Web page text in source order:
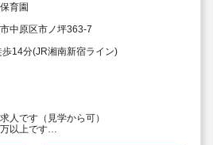
育園
中原区市ノ坪363-7
14分(JR湘南新宿ライン)
人です（見学から可）
以上です